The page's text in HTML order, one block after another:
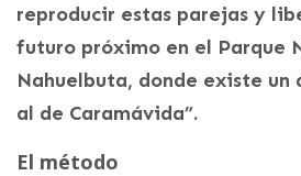
reproducir estas parejas y
futuro próximo en el Parque
Nahuelbuta, donde existe
al de Caramávida”.
El método